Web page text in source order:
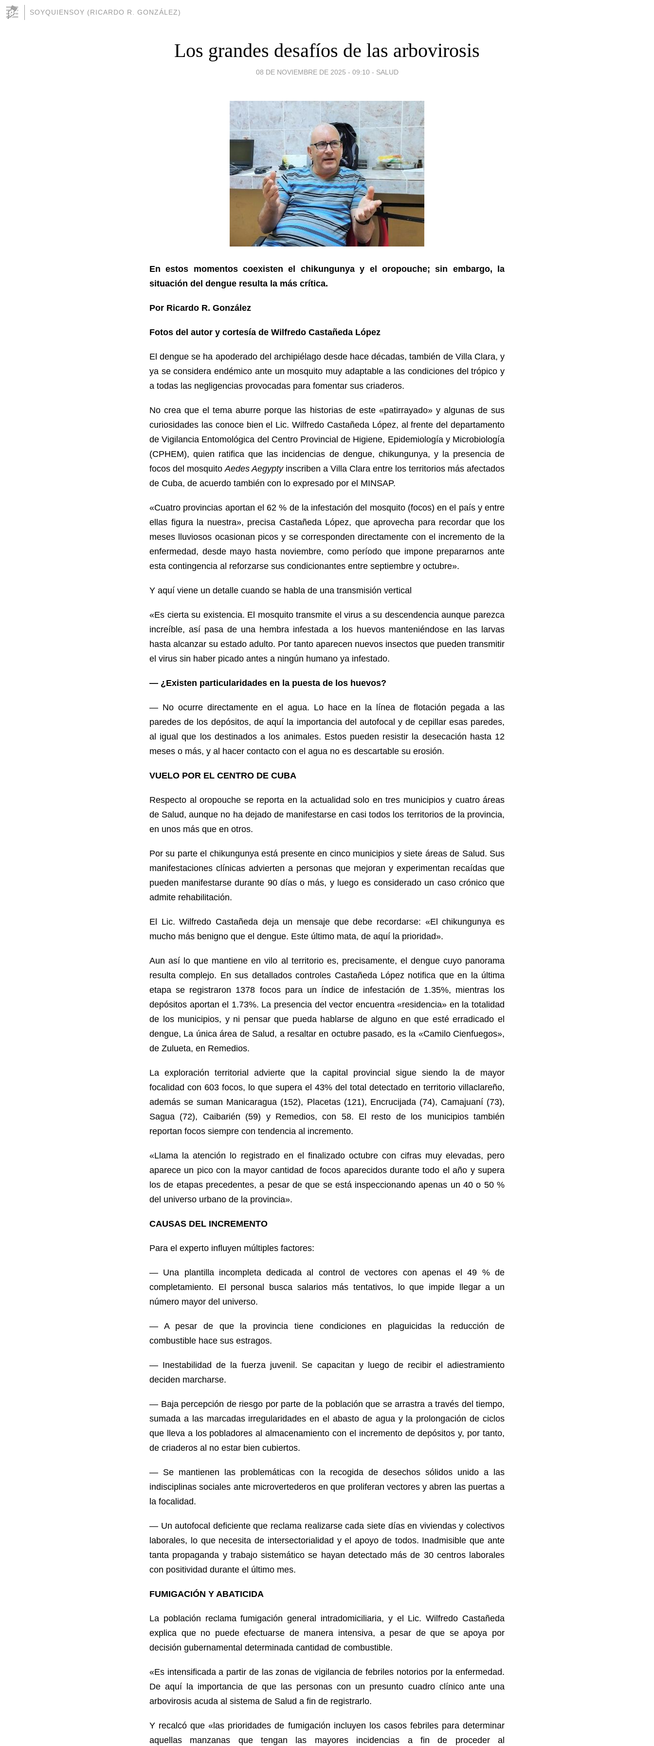
SOYQUIENSOY (RICARDO R. GONZÁLEZ)
Los grandes desafíos de las arbovirosis
08 DE NOVIEMBRE DE 2025 - 09:10 - SALUD
En estos momentos coexisten el chikungunya y el oropouche; sin embargo, la
situación del dengue resulta la más crítica.
Por Ricardo R. González
Fotos del autor y cortesía de Wilfredo Castañeda López
El dengue se ha apoderado del archipiélago desde hace décadas, también de Villa Clara, y
ya se considera endémico ante un mosquito muy adaptable a las condiciones del trópico y
a todas las negligencias provocadas para fomentar sus criaderos.
No crea que el tema aburre porque las historias de este «patirrayado» y algunas de sus
curiosidades las conoce bien el Lic. Wilfredo Castañeda López, al frente del departamento
de Vigilancia Entomológica del Centro Provincial de Higiene, Epidemiología y Microbiología
(CPHEM), quien ratifica que las incidencias de dengue, chikungunya, y la presencia de
focos del mosquito Aedes Aegyptyinscriben a Villa Clara entre los territorios más afectados
de Cuba, de acuerdo también con lo expresado por el MINSAP.
«Cuatro provincias aportan el 62 % de la infestación del mosquito (focos) en el país y entre
ellas figura la nuestra», precisa Castañeda López, que aprovecha para recordar que los
meses lluviosos ocasionan picos y se corresponden directamente con el incremento de la
enfermedad, desde mayo hasta noviembre, como período que impone prepararnos ante
esta contingencia al reforzarse sus condicionantes entre septiembre y octubre».
Y aquí viene un detalle cuando se habla de una transmisión vertical
«Es cierta su existencia. El mosquito transmite el virus a su descendencia aunque parezca
increíble, así pasa de una hembra infestada a los huevos manteniéndose en las larvas
hasta alcanzar su estado adulto. Por tanto aparecen nuevos insectos que pueden transmitir
el virus sin haber picado antes a ningún humano ya infestado.
— ¿Existen particularidades en la puesta de los huevos?
— No ocurre directamente en el agua. Lo hace en la línea de flotación pegada a las
paredes de los depósitos, de aquí la importancia del autofocal y de cepillar esas paredes,
al igual que los destinados a los animales. Estos pueden resistir la desecación hasta 12
meses o más, y al hacer contacto con el agua no es descartable su erosión.
VUELO POR EL CENTRO DE CUBA
Respecto al oropouche se reporta en la actualidad solo en tres municipios y cuatro áreas
de Salud, aunque no ha dejado de manifestarse en casi todos los territorios de la provincia,
en unos más que en otros.
Por su parte el chikungunya está presente en cinco municipios y siete áreas de Salud. Sus
manifestaciones clínicas advierten a personas que mejoran y experimentan recaídas que
pueden manifestarse durante 90 días o más, y luego es considerado un caso crónico que
admite rehabilitación.
El Lic. Wilfredo Castañeda deja un mensaje que debe recordarse: «El chikungunya es
mucho más benigno que el dengue. Este último mata, de aquí la prioridad».
Aun así lo que mantiene en vilo al territorio es, precisamente, el dengue cuyo panorama
resulta complejo. En sus detallados controles Castañeda López notifica que en la última
etapa se registraron 1378 focos para un índice de infestación de 1.35%, mientras los
depósitos aportan el 1.73%. La presencia del vector encuentra «residencia» en la totalidad
de los municipios, y ni pensar que pueda hablarse de alguno en que esté erradicado el
dengue, La única área de Salud, a resaltar en octubre pasado, es la «Camilo Cienfuegos»,
de Zulueta, en Remedios.
La exploración territorial advierte que la capital provincial sigue siendo la de mayor
focalidad con 603 focos, lo que supera el 43% del total detectado en territorio villaclareño,
además se suman Manicaragua (152), Placetas (121), Encrucijada (74), Camajuaní (73),
Sagua (72), Caibarién (59) y Remedios, con 58. El resto de los municipios también
reportan focos siempre con tendencia al incremento.
«Llama la atención lo registrado en el finalizado octubre con cifras muy elevadas, pero
aparece un pico con la mayor cantidad de focos aparecidos durante todo el año y supera
los de etapas precedentes, a pesar de que se está inspeccionando apenas un 40 o 50 %
del universo urbano de la provincia».
CAUSAS DEL INCREMENTO
Para el experto influyen múltiples factores:
— Una plantilla incompleta dedicada al control de vectores con apenas el 49 % de
completamiento. El personal busca salarios más tentativos, lo que impide llegar a un
número mayor del universo.
— A pesar de que la provincia tiene condiciones en plaguicidas la reducción de
combustible hace sus estragos.
— Inestabilidad de la fuerza juvenil. Se capacitan y luego de recibir el adiestramiento
deciden marcharse.
— Baja percepción de riesgo por parte de la población que se arrastra a través del tiempo,
sumada a las marcadas irregularidades en el abasto de agua y la prolongación de ciclos
que lleva a los pobladores al almacenamiento con el incremento de depósitos y, por tanto,
de criaderos al no estar bien cubiertos.
— Se mantienen las problemáticas con la recogida de desechos sólidos unido a las
indisciplinas sociales ante microvertederos en que proliferan vectores y abren las puertas a
la focalidad.
— Un autofocal deficiente que reclama realizarse cada siete días en viviendas y colectivos
laborales, lo que necesita de intersectorialidad y el apoyo de todos. Inadmisible que ante
tanta propaganda y trabajo sistemático se hayan detectado más de 30 centros laborales
con positividad durante el último mes.
FUMIGACIÓN Y ABATICIDA
La población reclama fumigación general intradomiciliaria, y el Lic. Wilfredo Castañeda
explica que no puede efectuarse de manera intensiva, a pesar de que se apoya por
decisión gubernamental determinada cantidad de combustible.
«Es intensificada a partir de las zonas de vigilancia de febriles notorios por la enfermedad.
De aquí la importancia de que las personas con un presunto cuadro clínico ante una
arbovirosis acuda al sistema de Salud a fin de registrarlo.
Y recalcó que «las prioridades de fumigación incluyen los casos febriles para determinar
aquellas manzanas que tengan las mayores incidencias a fin de proceder al